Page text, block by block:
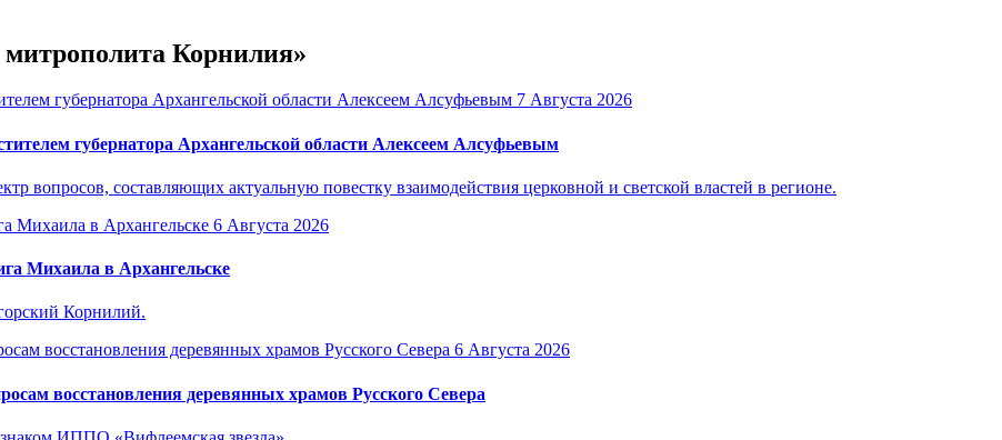
Корнилия»
7 Августа 2026
губернатора Архангельской области Алексеем Алсуфьевым
вопросов, составляющих актуальную повестку взаимодействия церковной и светской властей в регионе.
6 Августа 2026
Михаила в Архангельске
Корнилий.
6 Августа 2026
восстановления деревянных храмов Русского Севера